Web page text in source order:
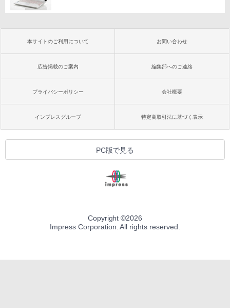
本サイトのご利用について お問い合わせ
広告掲載のご案内 編集部へのご連絡
プライバシーポリシー 会社概要
インプレスグループ 特定商取引法に基づく表示
PC版で見る
Copyright ©2026
Impress Corporation. All rights reserved.